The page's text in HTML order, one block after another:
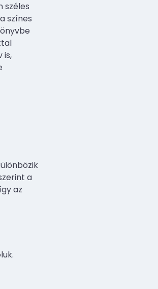
széles
színes
is,
a
az